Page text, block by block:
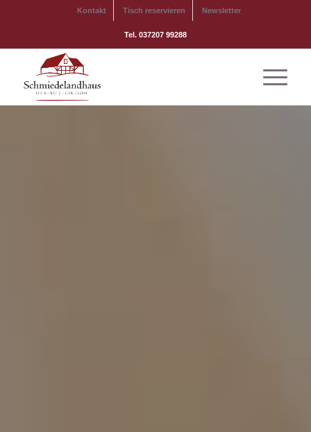
Kontakt Tisch reservieren Newsletter
Tel. 037207 99288